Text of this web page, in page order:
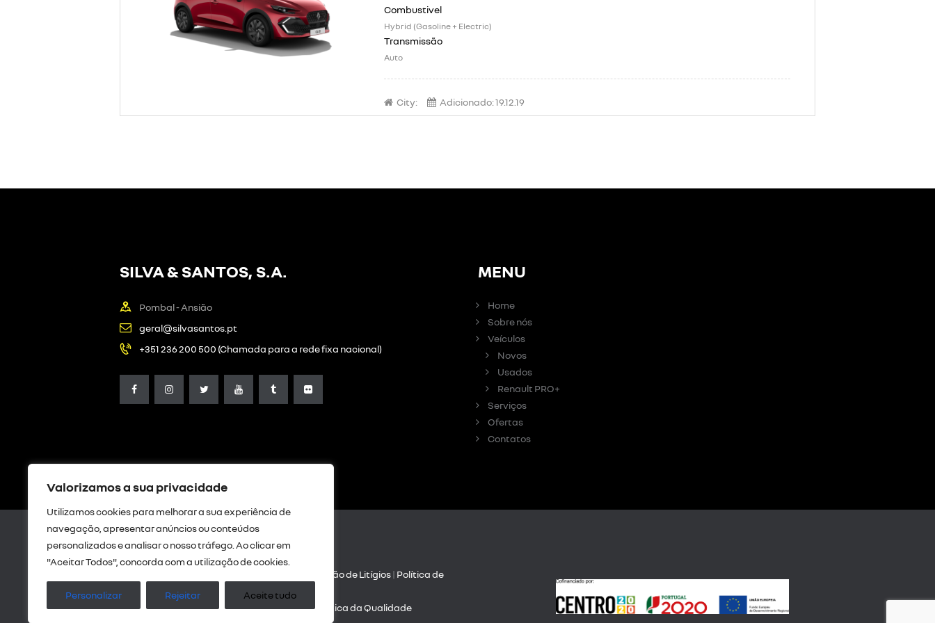
Valorizamos a sua privacidade
Utilizamos cookies para melhorar a sua experiência de
navegação, apresentar anúncios ou conteúdos
personalizados e analisar o nosso tráfego. Ao clicar em
"Aceitar Todos", concorda com a utilização de cookies.
Personalizar Rejeitar Aceite tudo
Hybrid (Gasoline + Electric)
Auto
City: Adicionado:19.12.19
SILVA & SANTOS, S.A.
Pombal - Ansião
geral@silvasantos.pt
+351 236 200 500 (Chamada para a rede fixa nacional)
MENU
Home
Sobre nós
Veículos
Novos
Usados
Renault PRO+
Serviços
Ofertas
Contatos
Resolução de Litígios| Política de
privacidade
Intermediação de crédito| Política da Qualidade